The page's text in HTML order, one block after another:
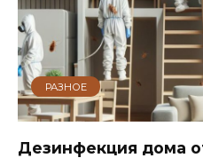
РАЗНОЕ
Дезинфекция дома